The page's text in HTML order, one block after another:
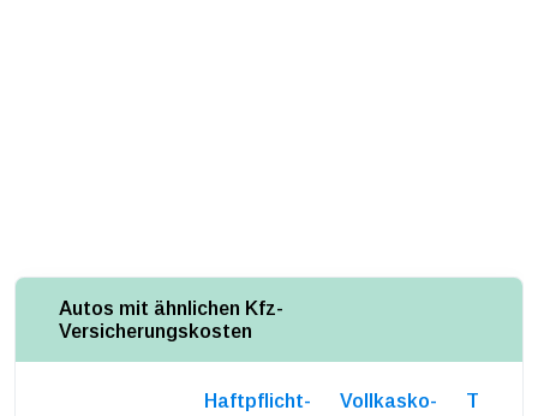
Autos mit ähnlichen Kfz-
Versicherungskosten
Haftpflicht-
Vollkasko-